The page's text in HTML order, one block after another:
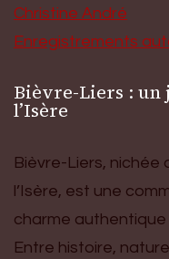
Christine André
Enregistrements
Bièvre-Liers : un
l’Isère
Bièvre-Liers,
l’Isère, est une
charme authentique
Entre histoire,